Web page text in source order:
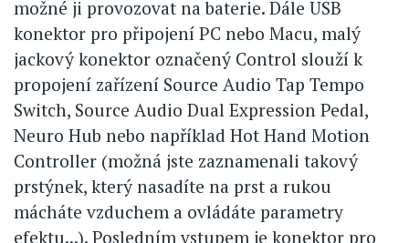
možné ji provozovat na baterie. Dále USB
konektor pro připojení PC nebo Macu, malý
jackový konektor označený Control slouží k
propojení zařízení Source Audio Tap Tempo
Switch, Source Audio Dual Expression Pedal,
Neuro Hub nebo například Hot Hand Motion
Controller (možná jste zaznamenali takový
prstýnek, který nasadíte na prst a rukou
mácháte vzduchem a ovládáte parametry
efektu...). Posledním vstupem je konektor pro